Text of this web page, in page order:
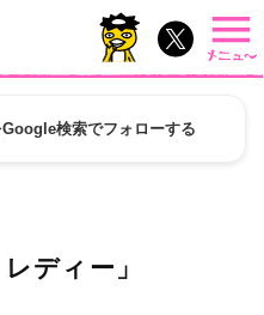
検索でフォローする
ディー」